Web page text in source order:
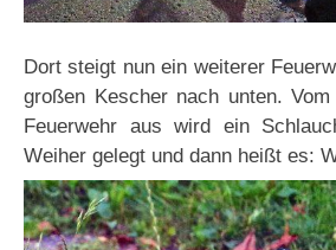
Dort steigt nun ein weiterer
großen Kescher nach unten.
Feuerwehr aus wird ein
Weiher gelegt und dann heißt es: